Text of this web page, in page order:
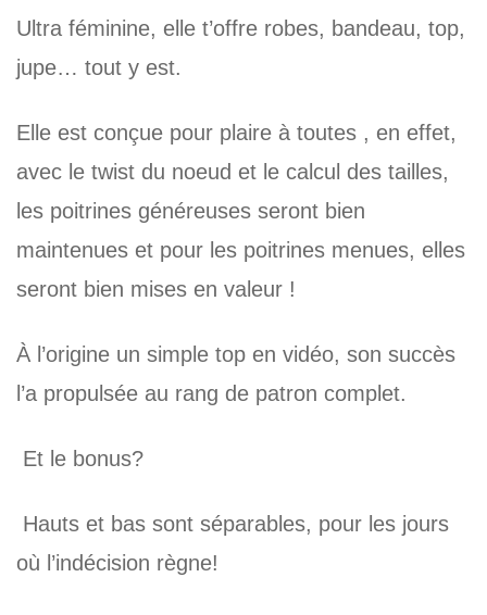
Ultra féminine, elle t’offre robes, bandeau, top,
jupe… tout y est.
Elle est conçue pour plaire à toutes , en effet,
avec le twist du noeud et le calcul des tailles,
les poitrines généreuses seront bien
maintenues et pour les poitrines menues, elles
seront bien mises en valeur !
À l’origine un simple top en vidéo, son succès
l’a propulsée au rang de patron complet.
Et le bonus?
Hauts et bas sont séparables, pour les jours
où l’indécision règne!